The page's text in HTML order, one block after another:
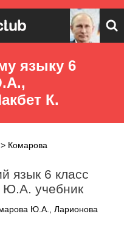
языку 6
К.
Комарова
язык 6 класс
Ю.А. учебник
Ю.А., Ларионова